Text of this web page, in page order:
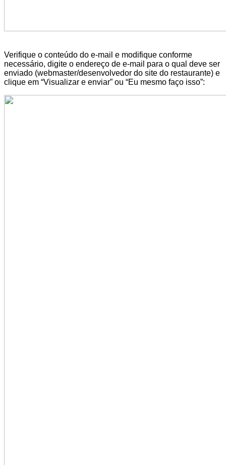
Verifique o conteúdo do e-mail e modifique conforme
necessário, digite o endereço de e-mail para o qual deve ser
enviado (webmaster/desenvolvedor do site do restaurante) e
clique em “Visualizar e enviar” ou “Eu mesmo faço isso”: